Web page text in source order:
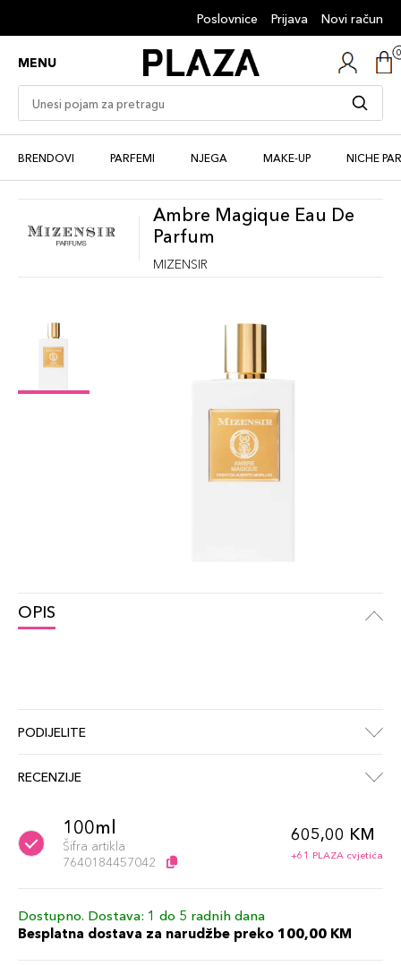
Poslovnice Prijava Novi račun
MENU
BRENDOVI PARFEMI NJEGA MAKE-UP NICHE
Ambre Magique Eau De
Parfum
MIZENSIR
OPIS
PODIJELITE
RECENZIJE
100ml
Šifra artikla
7640184457042
605,00 KM
+61 PLAZA cvjetića
Dostupno. Dostava: 1 do 5 radnih dana
Besplatna dostava za narudžbe preko 100,00 KM